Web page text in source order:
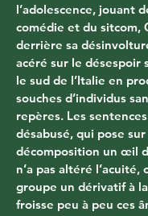
l’adolescence, jouant
comédie et du sitcom,
derrière sa
acéré sur le désespoir
le sud de l’Italie en
souches d’individus
repères. Les
désabusé, qui pose
décomposition un œil
n’a pas altéré
groupe un dérivatif à
froisse peu à peu ces